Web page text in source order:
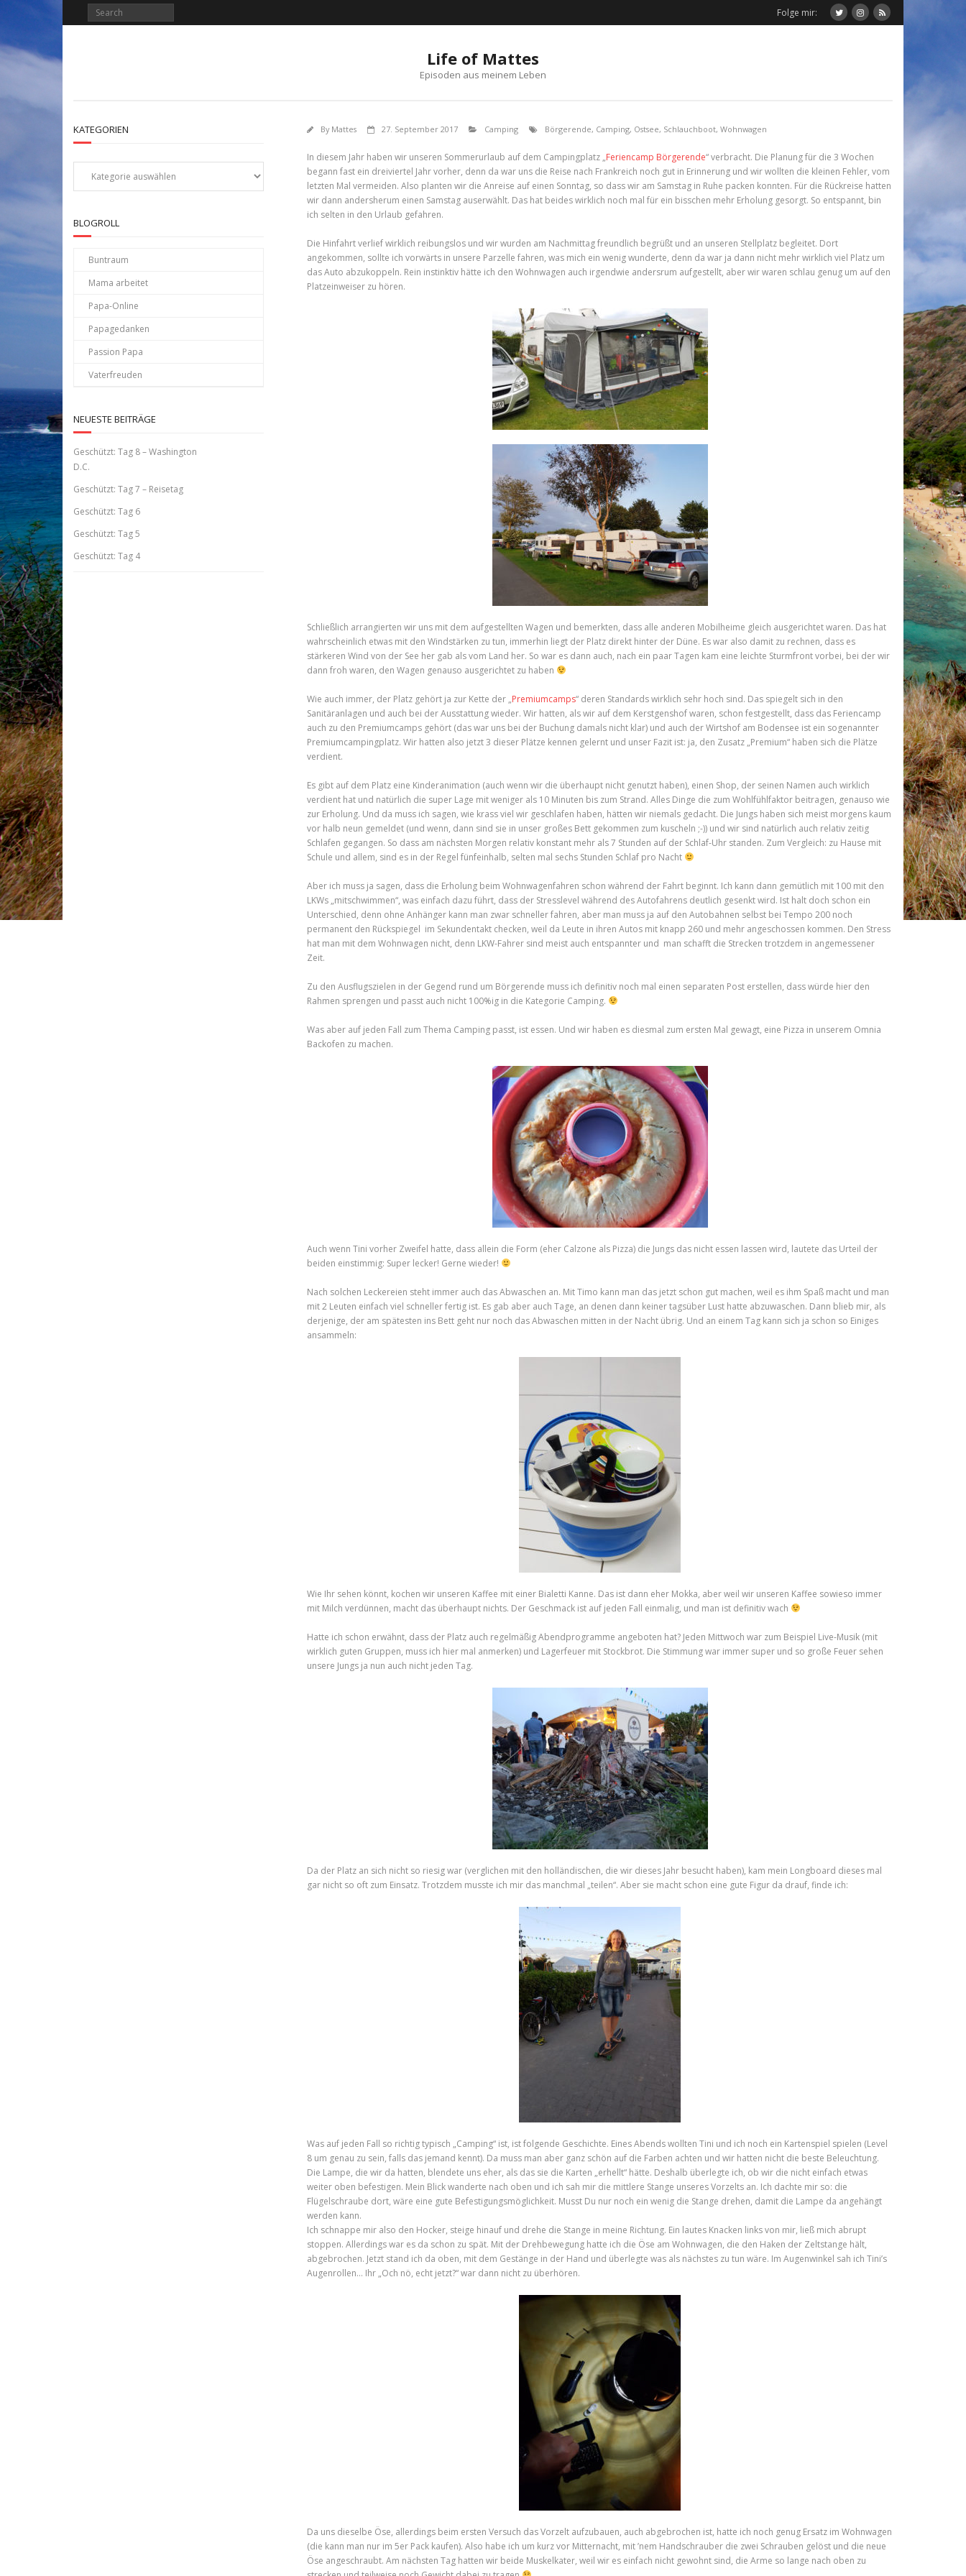
Folge mir:
Life of Mattes
Episoden aus meinem Leben
By Mattes 27. September 2017 Camping Börgerende, Camping, Ostsee, Schlauchboot, Wohnwagen
In diesem Jahr haben wir unseren Sommerurlaub auf dem Campingplatz „Feriencamp Börgerende“ verbracht. Die Planung für die 3 Wochen
begann fast ein dreiviertel Jahr vorher, denn da war uns die Reise nach Frankreich noch gut in Erinnerung und wir wollten die kleinen Fehler, vom
letzten Mal vermeiden. Also planten wir die Anreise auf einen Sonntag, so dass wir am Samstag in Ruhe packen konnten. Für die Rückreise hatten
wir dann andersherum einen Samstag auserwählt. Das hat beides wirklich noch mal für ein bisschen mehr Erholung gesorgt. So entspannt, bin
ich selten in den Urlaub gefahren.
Die Hinfahrt verlief wirklich reibungslos und wir wurden am Nachmittag freundlich begrüßt und an unseren Stellplatz begleitet. Dort
angekommen, sollte ich vorwärts in unsere Parzelle fahren, was mich ein wenig wunderte, denn da war ja dann nicht mehr wirklich viel Platz um
das Auto abzukoppeln. Rein instinktiv hätte ich den Wohnwagen auch irgendwie andersrum aufgestellt, aber wir waren schlau genug um auf den
Platzeinweiser zu hören.
Schließlich arrangierten wir uns mit dem aufgestellten Wagen und bemerkten, dass alle anderen Mobilheime gleich ausgerichtet waren. Das hat
wahrscheinlich etwas mit den Windstärken zu tun, immerhin liegt der Platz direkt hinter der Düne. Es war also damit zu rechnen, dass es
stärkeren Wind von der See her gab als vom Land her. So war es dann auch, nach ein paar Tagen kam eine leichte Sturmfront vorbei, bei der wir
dann froh waren, den Wagen genauso ausgerichtet zu haben
Wie auch immer, der Platz gehört ja zur Kette der „Premiumcamps“ deren Standards wirklich sehr hoch sind. Das spiegelt sich in den
Sanitäranlagen und auch bei der Ausstattung wieder. Wir hatten, als wir auf dem Kerstgenshof waren, schon festgestellt, dass das Feriencamp
auch zu den Premiumcamps gehört (das war uns bei der Buchung damals nicht klar) und auch der Wirtshof am Bodensee ist ein sogenannter
Premiumcampingplatz. Wir hatten also jetzt 3 dieser Plätze kennen gelernt und unser Fazit ist: ja, den Zusatz „Premium“ haben sich die Plätze
verdient.
Es gibt auf dem Platz eine Kinderanimation (auch wenn wir die überhaupt nicht genutzt haben), einen Shop, der seinen Namen auch wirklich
verdient hat und natürlich die super Lage mit weniger als 10 Minuten bis zum Strand. Alles Dinge die zum Wohlfühlfaktor beitragen, genauso wie
zur Erholung. Und da muss ich sagen, wie krass viel wir geschlafen haben, hätten wir niemals gedacht. Die Jungs haben sich meist morgens kaum
vor halb neun gemeldet (und wenn, dann sind sie in unser großes Bett gekommen zum kuscheln ;-)) und wir sind natürlich auch relativ zeitig
Schlafen gegangen. So dass am nächsten Morgen relativ konstant mehr als 7 Stunden auf der Schlaf-Uhr standen. Zum Vergleich: zu Hause mit
Schule und allem, sind es in der Regel fünfeinhalb, selten mal sechs Stunden Schlaf pro Nacht
Aber ich muss ja sagen, dass die Erholung beim Wohnwagenfahren schon während der Fahrt beginnt. Ich kann dann gemütlich mit 100 mit den
LKWs „mitschwimmen“, was einfach dazu führt, dass der Stresslevel während des Autofahrens deutlich gesenkt wird. Ist halt doch schon ein
Unterschied, denn ohne Anhänger kann man zwar schneller fahren, aber man muss ja auf den Autobahnen selbst bei Tempo 200 noch
permanent den Rückspiegel im Sekundentakt checken, weil da Leute in ihren Autos mit knapp 260 und mehr angeschossen kommen. Den Stress
hat man mit dem Wohnwagen nicht, denn LKW-Fahrer sind meist auch entspannter und man schafft die Strecken trotzdem in angemessener
Zeit.
Zu den Ausflugszielen in der Gegend rund um Börgerende muss ich definitiv noch mal einen separaten Post erstellen, dass würde hier den
Rahmen sprengen und passt auch nicht 100%ig in die Kategorie Camping.
Was aber auf jeden Fall zum Thema Camping passt, ist essen. Und wir haben es diesmal zum ersten Mal gewagt, eine Pizza in unserem Omnia
Backofen zu machen.
Auch wenn Tini vorher Zweifel hatte, dass allein die Form (eher Calzone als Pizza) die Jungs das nicht essen lassen wird, lautete das Urteil der
beiden einstimmig: Super lecker! Gerne wieder!
Nach solchen Leckereien steht immer auch das Abwaschen an. Mit Timo kann man das jetzt schon gut machen, weil es ihm Spaß macht und man
mit 2 Leuten einfach viel schneller fertig ist. Es gab aber auch Tage, an denen dann keiner tagsüber Lust hatte abzuwaschen. Dann blieb mir, als
derjenige, der am spätesten ins Bett geht nur noch das Abwaschen mitten in der Nacht übrig. Und an einem Tag kann sich ja schon so Einiges
ansammeln:
Wie Ihr sehen könnt, kochen wir unseren Kaffee mit einer Bialetti Kanne. Das ist dann eher Mokka, aber weil wir unseren Kaffee sowieso immer
mit Milch verdünnen, macht das überhaupt nichts. Der Geschmack ist auf jeden Fall einmalig, und man ist definitiv wach
Hatte ich schon erwähnt, dass der Platz auch regelmäßig Abendprogramme angeboten hat? Jeden Mittwoch war zum Beispiel Live-Musik (mit
wirklich guten Gruppen, muss ich hier mal anmerken) und Lagerfeuer mit Stockbrot. Die Stimmung war immer super und so große Feuer sehen
unsere Jungs ja nun auch nicht jeden Tag.
Da der Platz an sich nicht so riesig war (verglichen mit den holländischen, die wir dieses Jahr besucht haben), kam mein Longboard dieses mal
gar nicht so oft zum Einsatz. Trotzdem musste ich mir das manchmal „teilen“. Aber sie macht schon eine gute Figur da drauf, finde ich:
Was auf jeden Fall so richtig typisch „Camping“ ist, ist folgende Geschichte. Eines Abends wollten Tini und ich noch ein Kartenspiel spielen (Level
8 um genau zu sein, falls das jemand kennt). Da muss man aber ganz schön auf die Farben achten und wir hatten nicht die beste Beleuchtung.
Die Lampe, die wir da hatten, blendete uns eher, als das sie die Karten „erhellt“ hätte. Deshalb überlegte ich, ob wir die nicht einfach etwas
weiter oben befestigen. Mein Blick wanderte nach oben und ich sah mir die mittlere Stange unseres Vorzelts an. Ich dachte mir so: die
Flügelschraube dort, wäre eine gute Befestigungsmöglichkeit. Musst Du nur noch ein wenig die Stange drehen, damit die Lampe da angehängt
werden kann.
Ich schnappe mir also den Hocker, steige hinauf und drehe die Stange in meine Richtung. Ein lautes Knacken links von mir, ließ mich abrupt
stoppen. Allerdings war es da schon zu spät. Mit der Drehbewegung hatte ich die Öse am Wohnwagen, die den Haken der Zeltstange hält,
abgebrochen. Jetzt stand ich da oben, mit dem Gestänge in der Hand und überlegte was als nächstes zu tun wäre. Im Augenwinkel sah ich Tini’s
Augenrollen… Ihr „Och nö, echt jetzt?“ war dann nicht zu überhören.
Da uns dieselbe Öse, allerdings beim ersten Versuch das Vorzelt aufzubauen, auch abgebrochen ist, hatte ich noch genug Ersatz im Wohnwagen
(die kann man nur im 5er Pack kaufen). Also habe ich um kurz vor Mitternacht, mit ’nem Handschrauber die zwei Schrauben gelöst und die neue
Öse angeschraubt. Am nächsten Tag hatten wir beide Muskelkater, weil wir es einfach nicht gewohnt sind, die Arme so lange nach oben zu
KATEGORIEN
Kategorien
BLOGROLL
Buntraum
Mama arbeitet
Papa-Online
Papagedanken
Passion Papa
Vaterfreuden
NEUESTE BEITRÄGE
Geschützt: Tag 8 – Washington
D.C.
Geschützt: Tag 7 – Reisetag
Geschützt: Tag 6
Geschützt: Tag 5
Geschützt: Tag 4